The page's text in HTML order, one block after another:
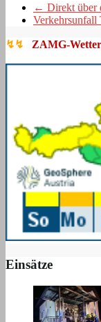
← Direkt über
Verkehrsunfall
↯↯ ZAMG-
Einsätze